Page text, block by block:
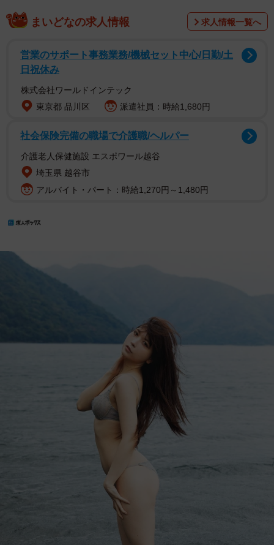
まいどなの求人情報 求人情報一覧へ
営業のサポート事務業務/機械セット中心/日勤/土
日祝休み
株式会社ワールドインテック
東京都 品川区
派遣社員：時給1,680円
社会保険完備の職場で介護職/ヘルパー
介護老人保健施設 エスポワール越谷
埼玉県 越谷市
アルバイト・パート：時給1,270円～1,480円